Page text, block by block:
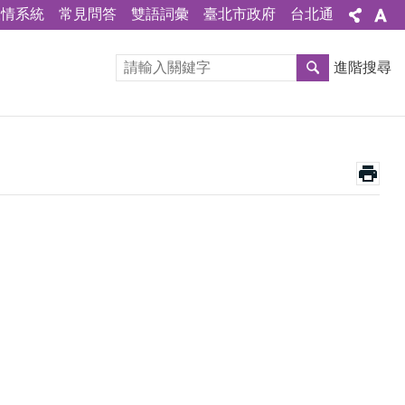
系統 常見問答 雙語詞彙 臺北市政府 台北通
進階搜尋